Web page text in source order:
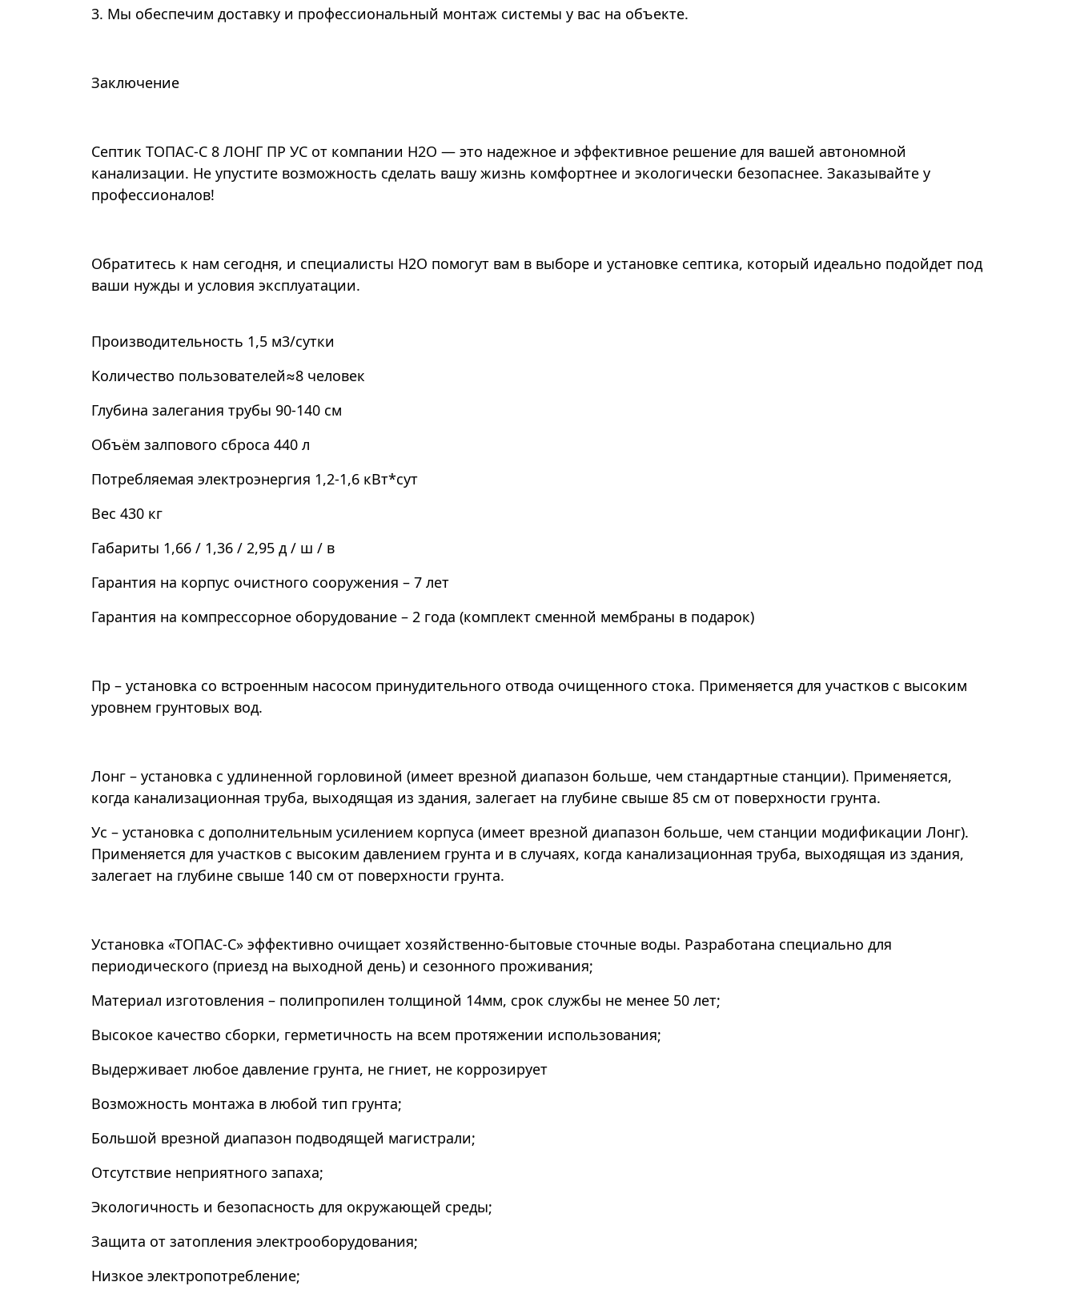
3. Мы обеспечим доставку и профессиональный монтаж системы у вас на объекте.
Заключение
Септик ТОПАС-С 8 ЛОНГ ПР УС от компании Н2О — это надежное и эффективное решение для вашей автономной
канализации. Не упустите возможность сделать вашу жизнь комфортнее и экологически безопаснее. Заказывайте у
профессионалов!
Обратитесь к нам сегодня, и специалисты Н2О помогут вам в выборе и установке септика, который идеально подойдет под
ваши нужды и условия эксплуатации.
Производительность 1,5 м3/сутки
Количество пользователей≈8 человек
Глубина залегания трубы 90-140 см
Объём залпового сброса 440 л
Потребляемая электроэнергия 1,2-1,6 кВт*сут
Вес 430 кг
Габариты 1,66 / 1,36 / 2,95 д / ш / в
Гарантия на корпус очистного сооружения – 7 лет
Гарантия на компрессорное оборудование – 2 года (комплект сменной мембраны в подарок)
Пр – установка со встроенным насосом принудительного отвода очищенного стока. Применяется для участков с высоким
уровнем грунтовых вод.
Лонг – установка с удлиненной горловиной (имеет врезной диапазон больше, чем стандартные станции). Применяется,
когда канализационная труба, выходящая из здания, залегает на глубине свыше 85 см от поверхности грунта.
Ус – установка с дополнительным усилением корпуса (имеет врезной диапазон больше, чем станции модификации Лонг).
Применяется для участков с высоким давлением грунта и в случаях, когда канализационная труба, выходящая из здания,
залегает на глубине свыше 140 см от поверхности грунта.
Установка «ТОПАС-С» эффективно очищает хозяйственно-бытовые сточные воды. Разработана специально для
периодического (приезд на выходной день) и сезонного проживания;
Материал изготовления – полипропилен толщиной 14мм, срок службы не менее 50 лет;
Высокое качество сборки, герметичность на всем протяжении использования;
Выдерживает любое давление грунта, не гниет, не коррозирует
Возможность монтажа в любой тип грунта;
Большой врезной диапазон подводящей магистрали;
Отсутствие неприятного запаха;
Экологичность и безопасность для окружающей среды;
Защита от затопления электрооборудования;
Низкое электропотребление;